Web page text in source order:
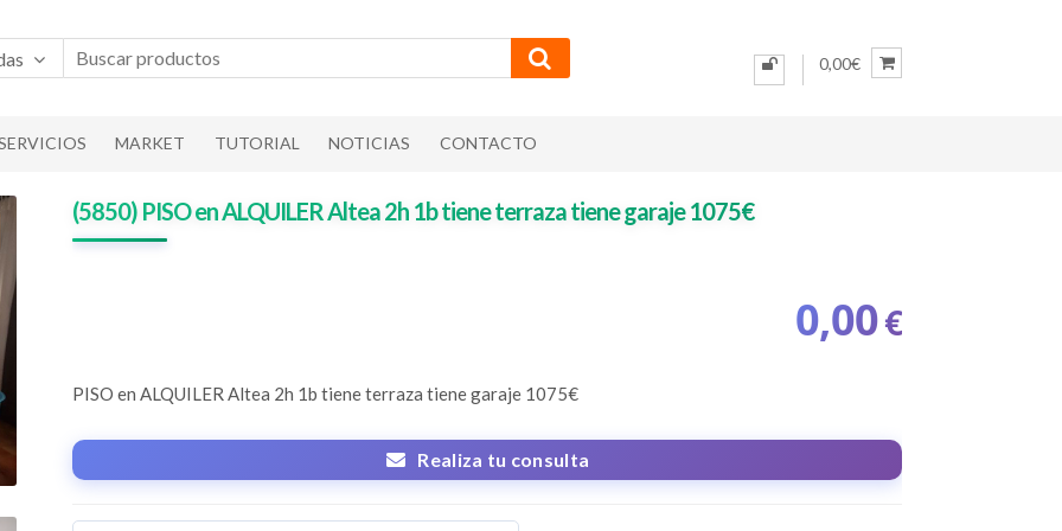
0,00€
MARKET TUTORIAL NOTICIAS CONTACTO
(5850) PISO en ALQUILER Altea 2h 1b tiene terraza tiene garaje 1075€
0,00€
PISO en ALQUILER Altea 2h 1b tiene terraza tiene garaje 1075€
Realiza tu consulta